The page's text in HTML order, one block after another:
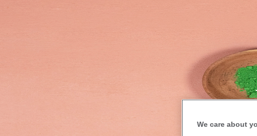
We care about